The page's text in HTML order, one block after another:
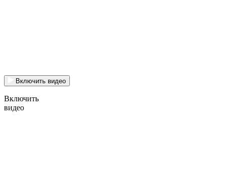
Включить видео
Включить
видео